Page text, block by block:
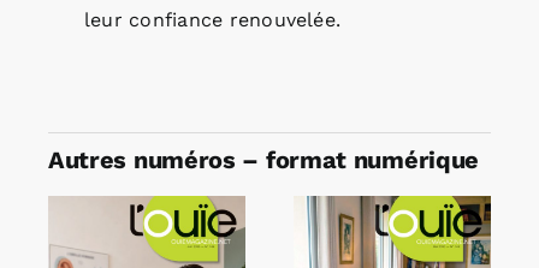
leur confiance renouvelée.
Autres numéros – format numérique